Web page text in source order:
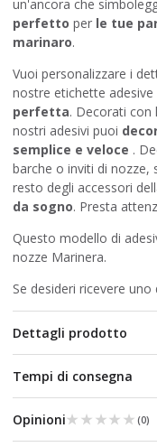
un'ancora che
perfetto per le tue
marinaro.
Vuoi personalizzare i
nostre etichette
perfetta. Decorati con
nostri adesivi puoi
semplice e veloce .
barche o inviti di nozze,
resto degli accessori
da sogno. Presta
Questo modello di
nozze Marinera.
Se desideri ricevere
Dettagli prodotto
Tempi di consegna
Opinioni★★★★★
★★★★★ (0)